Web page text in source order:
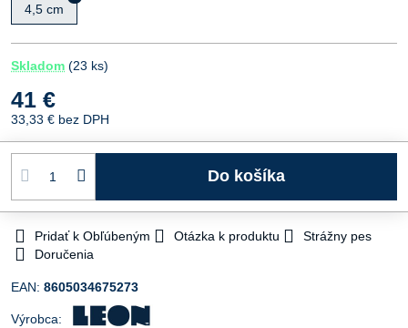
4,5 cm
Skladom (23 ks)
41 €
33,33 € bez DPH
Do košíka
Pridať k Obľúbeným Otázka k produktu
Strážny pes
Doručenia
EAN: 8605034675273
Výrobca: